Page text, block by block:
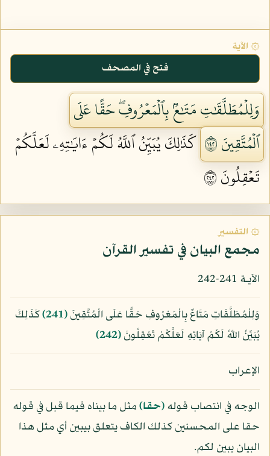
۞ الآية
فتح في المصحف
وَلِلۡمُطَلَّقَٰتِ مَتَٰعُۢ بِٱلۡمَعۡرُوفِۖ حَقًّا عَلَى
ٱلۡمُتَّقِينَ ٢٤١
كَذَٰلِكَ يُبَيِّنُ ٱللَّهُ لَكُمۡ ءَايَٰتِهِۦ لَعَلَّكُمۡ
تَعۡقِلُونَ ٢٤٢
۞ التفسير
مجمع البيان في تفسير القرآن
الآيـة 241-242
وَلِلْمُطَلَّقَاتِ مَتَاعٌ بِالْمَعْرُوفِ حَقًّا عَلَى الْمُتَّقِينَ﴿241﴾
كَذَلِكَ
يُبَيِّنُ اللّهُ لَكُمْ آيَاتِهِ لَعَلَّكُمْ تَعْقِلُونَ﴿242﴾
الإعراب
الوجه في انتصاب قوله﴿حقا﴾مثل ما بيناه فيما قبل في قوله
حقا على المحسنين كذلك الكاف يتعلق بيبين أي مثل هذا
البيان يبين لكم.